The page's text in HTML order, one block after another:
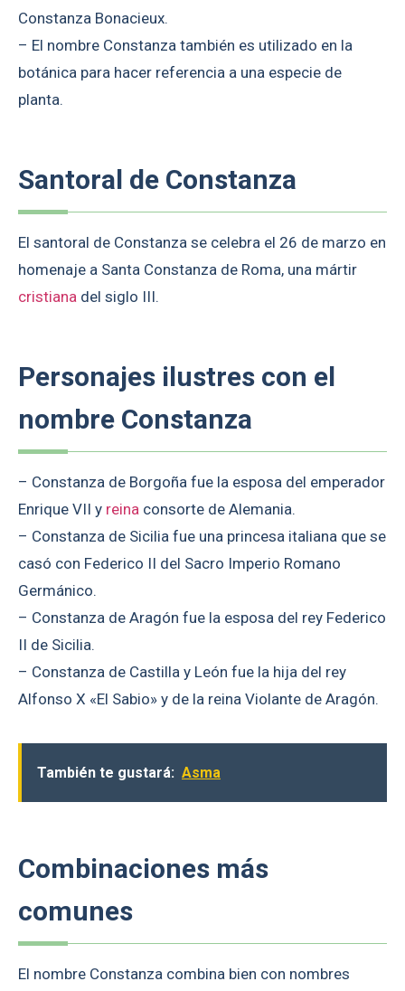
Constanza Bonacieux.
– El nombre Constanza también es utilizado en la
botánica para hacer referencia a una especie de
planta.
Santoral de Constanza
El santoral de Constanza se celebra el 26 de marzo en
homenaje a Santa Constanza de Roma, una mártir
cristiana del siglo III.
Personajes ilustres con el
nombre Constanza
– Constanza de Borgoña fue la esposa del emperador
Enrique VII y reina consorte de Alemania.
– Constanza de Sicilia fue una princesa italiana que se
casó con Federico II del Sacro Imperio Romano
Germánico.
– Constanza de Aragón fue la esposa del rey Federico
II de Sicilia.
– Constanza de Castilla y León fue la hija del rey
Alfonso X «El Sabio» y de la reina Violante de Aragón.
También te gustará: Asma
Combinaciones más
comunes
El nombre Constanza combina bien con nombres